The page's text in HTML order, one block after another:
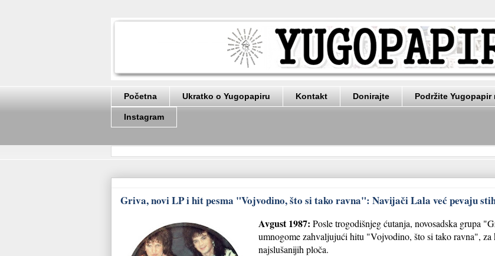
Početna Ukratko o Yugopapiru Kontakt Donirajte Podržite Yugopapir
Instagram
Griva, novi LP i hit pesma "Vojvodino, što si tako ravna": Navijači Lala već pevaju
Avgust 1987: Posle trogodišnjeg ćutanja, novosadska grupa
umnogome zahvaljujući hitu "Vojvodino, što si tako ravna", za
najslušanijih ploča.